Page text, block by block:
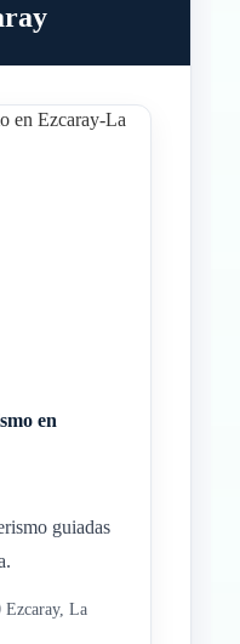
en
guiadas
Ezcaray, La